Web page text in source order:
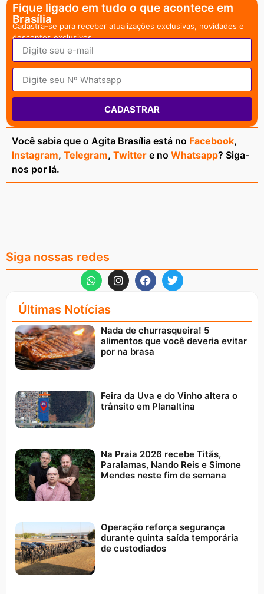
Fique ligado em tudo o que acontece em
Brasília
Cadastra-se para receber atualizações exclusivas, novidades e
descontos exclusivos.
CADASTRAR
Você sabia que o Agita Brasília está no Facebook,
Instagram, Telegram, Twitter e no Whatsapp? Siga-
nos por lá.
Siga nossas redes
Últimas Notícias
Nada de churrasqueira! 5
alimentos que você deveria evitar
por na brasa
Feira da Uva e do Vinho altera o
trânsito em Planaltina
Na Praia 2026 recebe Titãs,
Paralamas, Nando Reis e Simone
Mendes neste fim de semana
Operação reforça segurança
durante quinta saída temporária
de custodiados